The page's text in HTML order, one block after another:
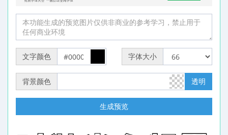
文字颜色 字体大小
背景颜色 透明
生成预览